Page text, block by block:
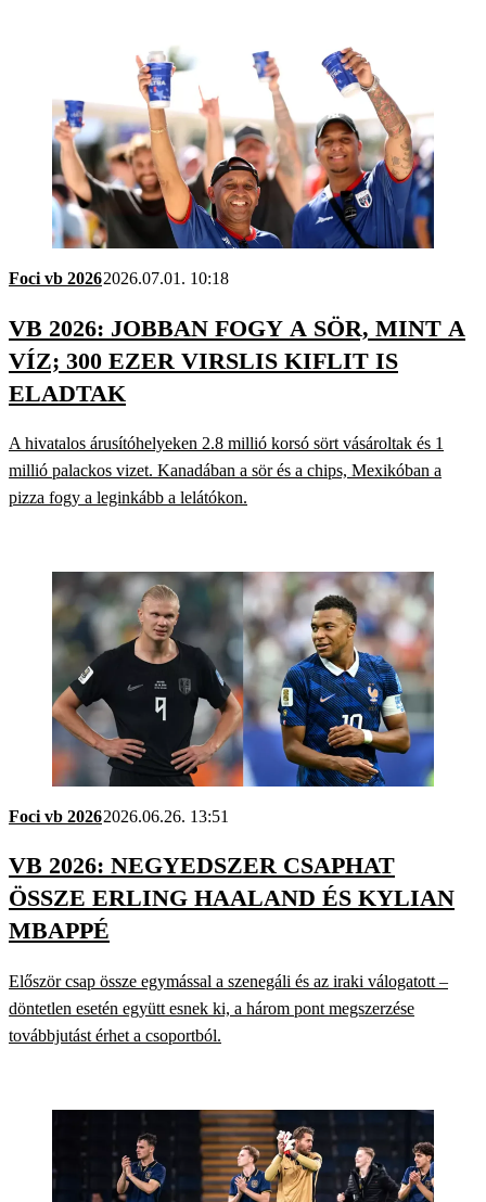
Foci vb 20262026.07.01. 10:18
VB 2026: JOBBAN FOGY A SÖR, MINT A
VÍZ; 300 EZER VIRSLIS KIFLIT IS
ELADTAK
A hivatalos árusítóhelyeken 2.8 millió korsó sört vásároltak és 1
millió palackos vizet. Kanadában a sör és a chips, Mexikóban a
pizza fogy a leginkább a lelátókon.
Foci vb 20262026.06.26. 13:51
VB 2026: NEGYEDSZER CSAPHAT
ÖSSZE ERLING HAALAND ÉS KYLIAN
MBAPPÉ
Először csap össze egymással a szenegáli és az iraki válogatott –
döntetlen esetén együtt esnek ki, a három pont megszerzése
továbbjutást érhet a csoportból.